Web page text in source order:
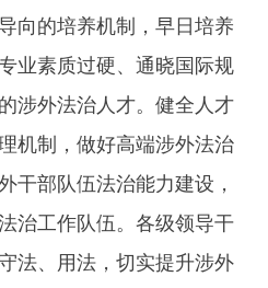
向的培养机制，早日培养
业素质过硬、通晓国际规
涉外法治人才。健全人才
机制，做好高端涉外法治
干部队伍法治能力建设，
治工作队伍。各级领导干
法、用法，切实提升涉外